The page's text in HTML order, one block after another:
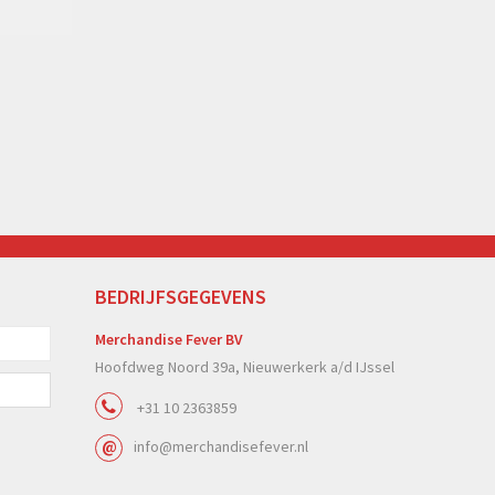
BEDRIJFSGEGEVENS
Merchandise Fever BV
Hoofdweg Noord 39a, Nieuwerkerk a/d IJssel
+31 10 2363859
info@merchandisefever.nl